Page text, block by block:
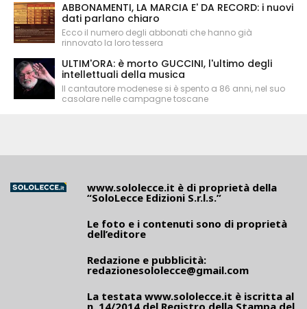
ABBONAMENTI, LA MARCIA E' DA RECORD: i nuovi
dati parlano chiaro
Ecco il numero degli abbonati che hanno già
rinnovato la loro tessera
ULTIM'ORA: è morto GUCCINI, l'ultimo degli
intellettuali della musica
Il cantautore modenese si è spento a 86 anni, nel suo
casolare nelle campagne toscane
www.sololecce.it è di proprietà della
“SoloLecce Edizioni S.r.l.s.”
Le foto e i contenuti sono di proprietà
dell’editore
Redazione e pubblicità:
redazionesololecce@gmail.com
La testata www.sololecce.it è iscritta al
n. 14/2014 del Registro della Stampa del